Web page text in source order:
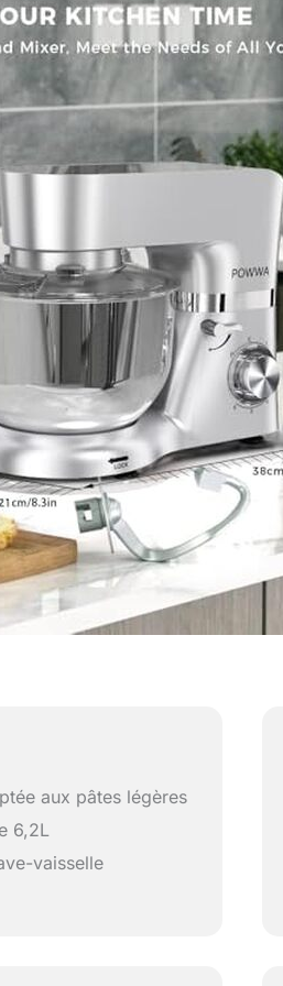
aux pâtes légères
6,2L
vaisselle